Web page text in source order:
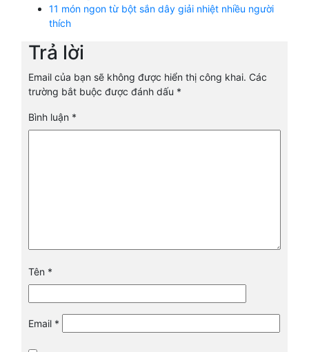
11 món ngon từ bột sắn dây giải nhiệt nhiều người
thích
Trả lời
Email của bạn sẽ không được hiển thị công khai. Các
trường bắt buộc được đánh dấu *
Bình luận *
Tên *
Email *